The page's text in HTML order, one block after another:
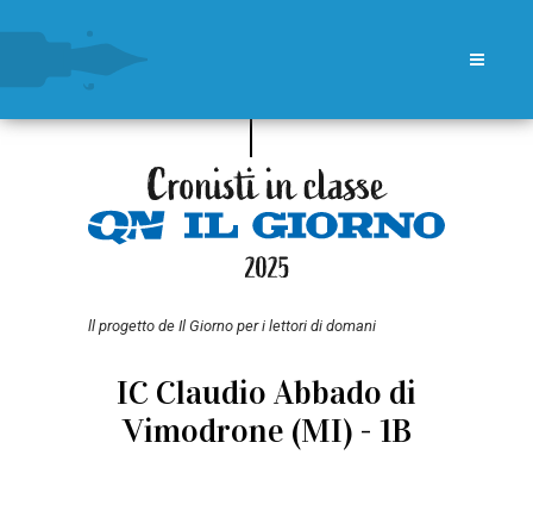
ll progetto de Il Giorno per i lettori di domani
IC Claudio Abbado di
Vimodrone (MI) - 1B